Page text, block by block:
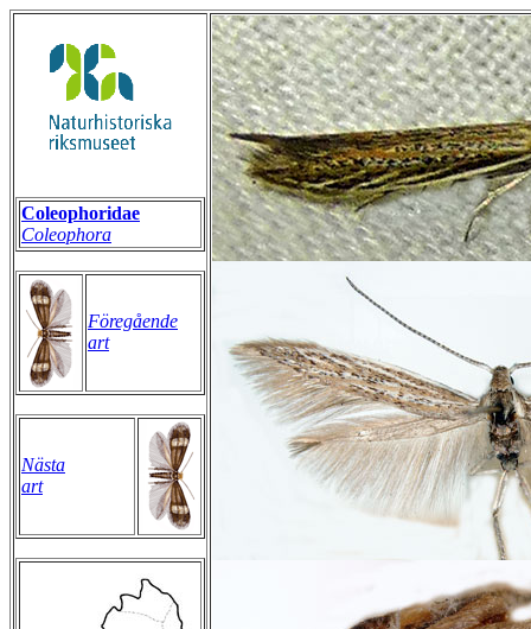
Coleophoridae
Coleophora
Föregående
art
Nästa
art